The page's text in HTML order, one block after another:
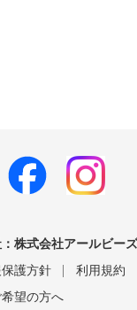
株式会社アールビーズ
護方針
利用規約
希望の方へ